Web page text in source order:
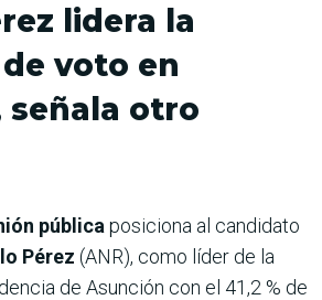
lidera la
voto en
señala otro
pública posiciona al candidato
Pérez (ANR), como líder de la
de Asunción con el 41,2 % de